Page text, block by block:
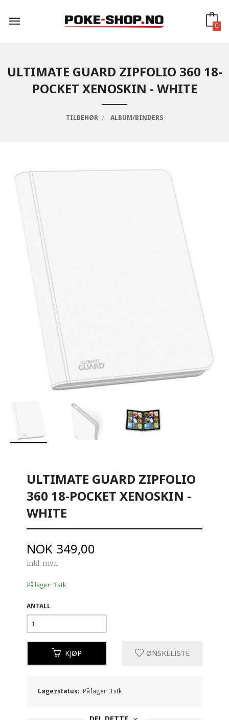
innholdet
0
ULTIMATE GUARD ZIPFOLIO 360 18-
POCKET XENOSKIN - WHITE
TILBEHØR ALBUM/BINDERS
ULTIMATE GUARD ZIPFOLIO
360 18-POCKET XENOSKIN -
WHITE
Pris
NOK 349,00
inkl. mva.
På lager: 3 stk.
ANTALL
KJØP ØNSKELISTE
Lagerstatus: På lager: 3 stk.